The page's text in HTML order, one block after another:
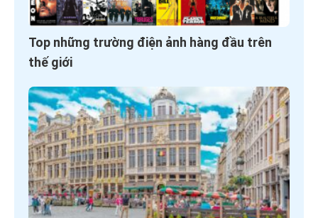
Top những trường điện ảnh hàng đầu trên
thế giới